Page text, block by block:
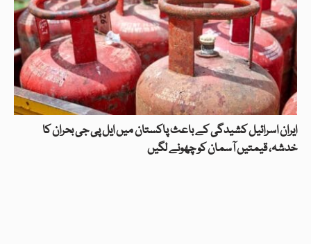
ایران اسرائیل کشیدگی کے باعث پاکستان میں ایل پی جی بحران کا
خدشہ، قیمتیں آسمان کو چھونے لگیں